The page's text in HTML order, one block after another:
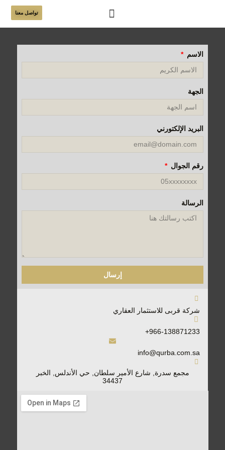
تواصل معنا
شركة قربى للاستثمار العقاري
966-138871233+​
info@qurba.com.sa​
مجمع سدرة, شارع الأمير سلطان, حي الأندلس, الخبر
34437
الاسم
الجهة
البريد الإلكتورني
رقم الجوال
الرسالة
إرسال